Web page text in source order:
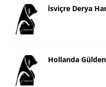
İsviçre Derya
Hollanda